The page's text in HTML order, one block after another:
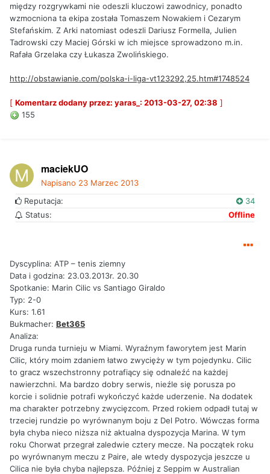
między rozgrywkami nie odeszli kluczowi zawodnicy, ponadto
wzmocniona ta ekipa została Tomaszem Nowakiem i Cezarym
Stefańskim. Z Arki natomiast odeszli Dariusz Formella, Julien
Tadrowski czy Maciej Górski w ich miejsce sprowadzono m.in.
Rafała Grzelaka czy Łukasza Zwolińskiego.
http://obstawianie.com/polska-i-liga-vt123292,25.htm#1748524
[ Komentarz dodany przez: yaras_: 2013-03-27, 02:38 ]
155
maciekUO
Napisano 23 Marzec 2013
Reputacja:
34
Status:
Offline
Dyscyplina: ATP – tenis ziemny
Data i godzina: 23.03.2013r. 20.30
Spotkanie: Marin Cilic vs Santiago Giraldo
Typ: 2-0
Kurs: 1.61
Bukmacher: Bet365
Analiza:
Druga runda turnieju w Miami. Wyraźnym faworytem jest Marin
Cilic, który moim zdaniem łatwo zwycięży w tym pojedynku. Cilic
to gracz wszechstronny potrafiący się odnaleźć na każdej
nawierzchni. Ma bardzo dobry serwis, nieźle się porusza po
korcie i solidnie potrafi wykończyć każde uderzenie. Na dodatek
ma charakter potrzebny zwycięzcom. Przed rokiem odpadł tutaj w
trzeciej rundzie po wyrównanym boju z Del Potro. Wówczas forma
była chyba nieco niższa niż aktualna dyspozycja Marina. W tym
roku Chorwat przegrał zaledwie cztery mecze. Na początek roku
po wyrównanym meczu z Paire, ale wtedy dyspozycja jeszcze u
Cilica nie była chyba najlepsza. Później z Seppim w Australian